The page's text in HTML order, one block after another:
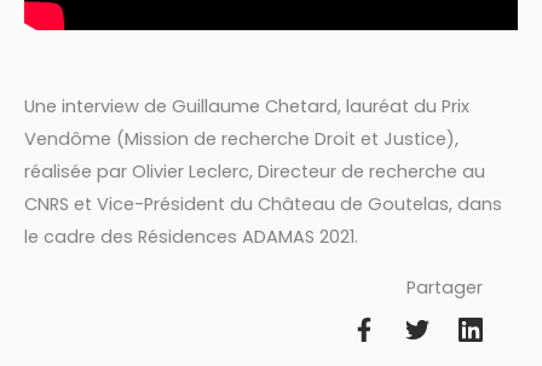
Une interview de Guillaume Chetard, lauréat du Prix
Vendôme (Mission de recherche Droit et Justice),
réalisée par Olivier Leclerc, Directeur de recherche au
CNRS et Vice-Président du Château de Goutelas, dans
le cadre des Résidences ADAMAS 2021.
Partager